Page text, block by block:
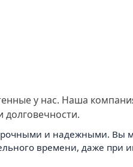
у нас. Наша
долговечности.
и надежными. Вы
времени, даже при